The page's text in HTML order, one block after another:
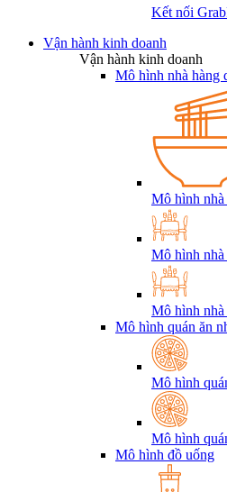
Kết nối
Vận hành kinh doanh
Vận hành kinh doanh
Mô hình nhà hàng
Mô hình nhà
Mô hình
Mô hình
Mô hình quán ăn
Mô hình
Mô hình
Mô hình đồ uống